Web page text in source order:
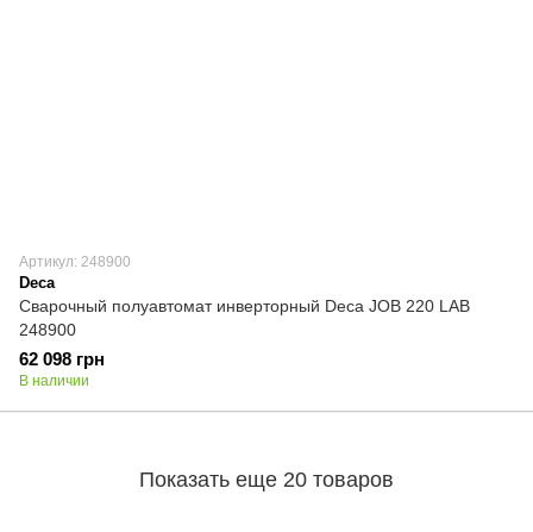
Артикул: 248900
Deca
Сварочный полуавтомат инверторный Deca JOB 220 LAB
248900
62 098 грн
В наличии
Показать еще 20 товаров